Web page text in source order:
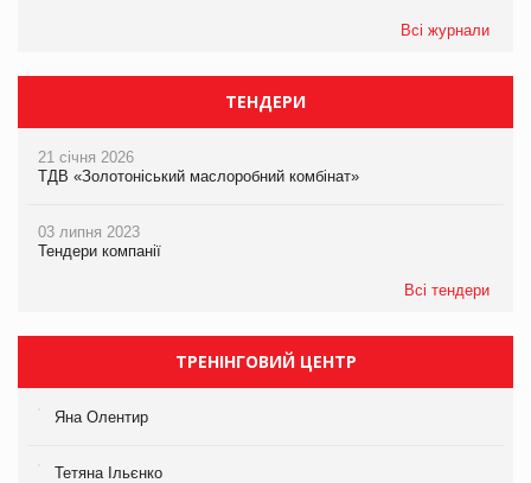
Всі журнали
ТЕНДЕРИ
21 січня 2026
ТДВ «Золотоніський маслоробний комбінат»
03 липня 2023
Тендери компанії
Всі тендери
ТРЕНІНГОВИЙ ЦЕНТР
Яна Олентир
Тетяна Ільєнко